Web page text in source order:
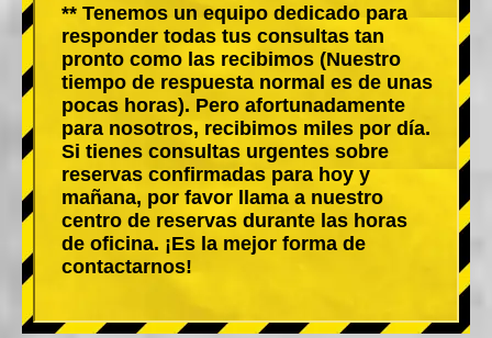
** Tenemos un equipo dedicado para
responder todas tus consultas tan
pronto como las recibimos (Nuestro
tiempo de respuesta normal es de unas
pocas horas). Pero afortunadamente
para nosotros, recibimos miles por día.
Si tienes consultas urgentes sobre
reservas confirmadas para hoy y
mañana, por favor llama a nuestro
centro de reservas durante las horas
de oficina. ¡Es la mejor forma de
contactarnos!